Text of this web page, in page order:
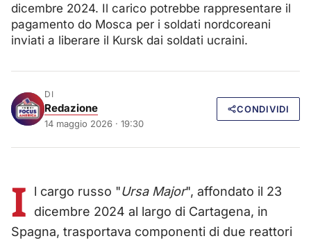
dicembre 2024. Il carico potrebbe rappresentare il
pagamento do Mosca per i soldati nordcoreani
inviati a liberare il Kursk dai soldati ucraini.
DI
Redazione
14 maggio 2026 · 19:30
CONDIVIDI
I l cargo russo "Ursa Major", affondato il 23
dicembre 2024 al largo di Cartagena, in
Spagna, trasportava componenti di due reattori